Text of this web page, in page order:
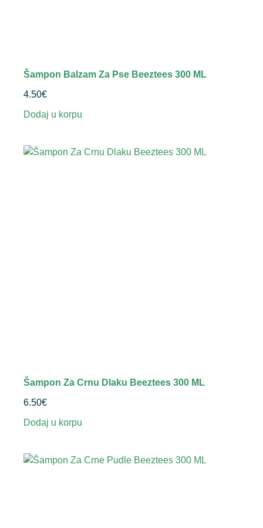
Šampon Balzam Za Pse Beeztees 300 ML
4.50€
Dodaj u korpu
Šampon Za Crnu Dlaku Beeztees 300 ML
6.50€
Dodaj u korpu